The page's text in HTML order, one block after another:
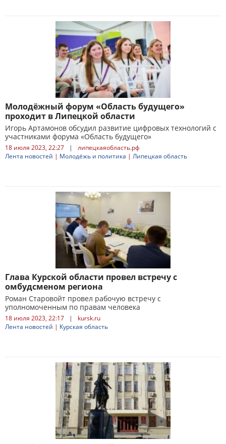
Молодёжный форум «Область будущего»
проходит в Липецкой области
Игорь Артамонов обсудил развитие цифровых технологий с
участниками форума «Область будущего»
18 июля 2023, 22:27 |
липецкаяобласть.рф
Лента новостей | Молодёжь и политика | Липецкая область
Глава Курской области провел встречу с
омбудсменом региона
Роман Старовойт провел рабочую встречу с
уполномоченным по правам человека
18 июля 2023, 22:17 |
kursk.ru
Лента новостей | Курская область